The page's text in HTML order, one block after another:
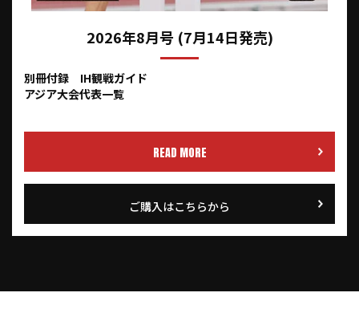
2026年8月号 (7月14日発売)
別冊付録 IH観戦ガイド
アジア大会代表一覧
READ MORE
ご購入はこちらから